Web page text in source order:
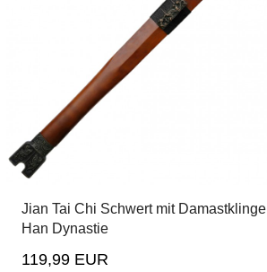
Jian Tai Chi Schwert mit Damastklinge
Han Dynastie
119,99 EUR